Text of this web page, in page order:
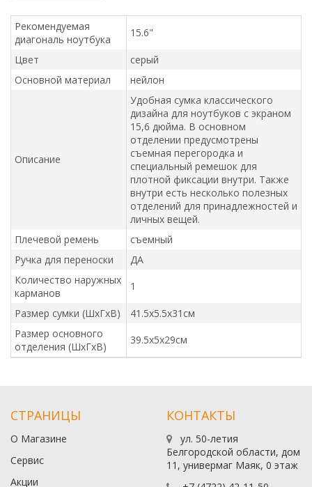
Рекомендуемая
диагональ ноутбука
15.6"
Цвет
серый
Основной материал
нейлон
Описание
Удобная сумка классического
дизайна для ноутбуков с экраном
15,6 дюйма. В основном
отделении предусмотрены
съемная перегородка и
специальный ремешок для
плотной фиксации внутри. Также
внутри есть несколько полезных
отделений для принадлежностей и
личных вещей.
Плечевой ремень
съемный
Ручка для переноски
ДА
Количество наружных
карманов
1
Размер сумки (ШхГхВ)
41.5x5.5x31см
Размер основного
отделения (ШхГхВ)
39.5x5x29см
СТРАНИЦЫ
О Магазине
Сервис
Акции
КОНТАКТЫ
ул. 50-летия
Белгородской области, дом
11, универмаг Маяк, 0 этаж